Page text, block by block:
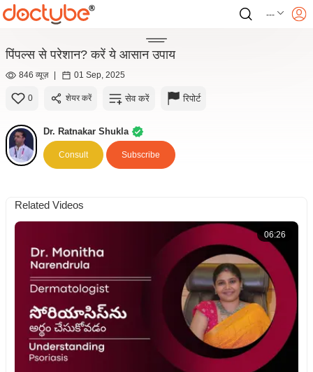
---
पिंपल्स से परेशान? करें ये आसान उपाय
846 व्यूज़ | 01 Sep, 2025
0 शेयर करें सेव करें रिपोर्ट
Dr. Ratnakar Shukla
Consult Subscribe
Related Videos
06:26